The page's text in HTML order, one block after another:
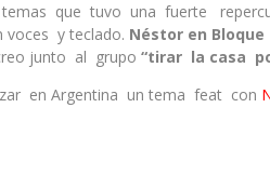
que tuvo una fuerte
y teclado. Néstor en Bloque
junto al grupo “tirar la casa
en Argentina un tema feat con